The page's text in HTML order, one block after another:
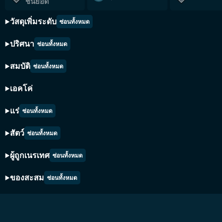
วัสดุเพิ่มระดับ ซ่อนทั้งหมด
ปริศนา ซ่อนทั้งหมด
สมบัติ ซ่อนทั้งหมด
เอคโค่
แร่ ซ่อนทั้งหมด
สัตว์ ซ่อนทั้งหมด
ผู้ถูกเนรเทศ ซ่อนทั้งหมด
ของสะสม ซ่อนทั้งหมด